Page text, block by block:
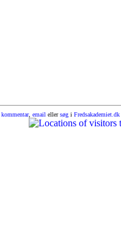
kommentar, emailellersøgi Fredsakademiet.dk